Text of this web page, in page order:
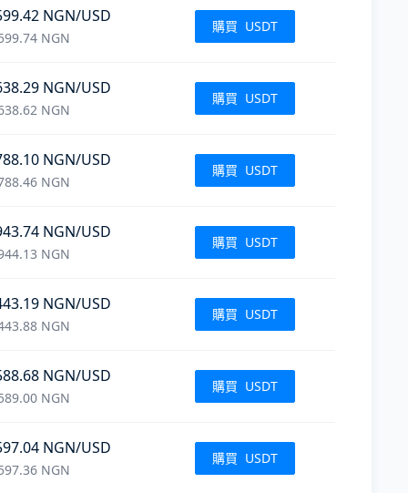
NGN/USD
NGN
購買 USDT
NGN/USD
NGN
購買 USDT
NGN/USD
NGN
購買 USDT
NGN/USD
NGN
購買 USDT
NGN/USD
NGN
購買 USDT
NGN/USD
NGN
購買 USDT
NGN/USD
NGN
購買 USDT